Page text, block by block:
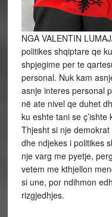
NGA VALENTIN
politikes shqiptare qe
shpjegime per te
personal. Nuk kam
asnje interes personal
në ate nivel qe duhet
ku eshte tani se
Thjesht si nje
dhe ndjekes i politikes
nje varg me pyetje,
vetem me kthjellon
si une, por ndihmon
rizgjedhjes.